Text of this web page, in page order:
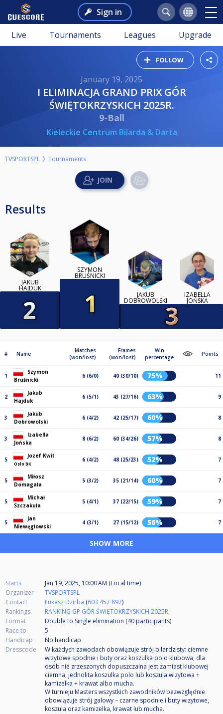
Sign in
Live Tournaments Leagues Upgrade
FOLLOW
January 19, 2025
I ELIMINACJA GRAND PRIX GÓR
ŚWIĘTOKRZYSKICH 2025R.
9-Ball
Kieleckie Centrum Bilarda & Darta
TVSPORTSPL Tournaments
Results
JAKUB
HAJDUK
SZYMON
BRUŚNICKI
JAKUB
DOBROWOLSKI
IZABELLA
JOŃSKA
# Name
Matches
(won/lost)
Frames
(won/lost)
Win
percentage
Points
1
Szymon
Bruśnicki
6 (6/0) 40 (30/10) 75% 11
2
Jakub
Hajduk
6 (5/1) 43 (27/16) 63% 9
3
Jakub
Dobrowolski
6 (4/2) 42 (25/17) 60% 8
3
Izabella
Jońska
8 (6/2) 60 (34/26) 57% 8
5
Jozef Kwit
Oslo BK
6 (4/2) 48 (25/23) 52% 7
5
Miłosz
Domagała
5 (3/2) 35 (21/14) 60% 7
5
Michał
Szczakuła
5 (4/1) 37 (22/15) 59% 7
5
Jan
Niewęgłowski
4 (3/1) 27 (15/12) 56% 7
SHOW MORE
Starts
Jan 19, 2025, 10:00 AM (Local time)
Organizer
TVSPORTSPL
Contact
Łukasz Dzirba (603 457 897)
Rankings
RANKING GP GÓR ŚWIĘTOKRZYSKICH 2025R.
Format
Double to Single elimination (40 participants)
Race to
5
Handicap
No handicap
Dresscode
W każdych zawodach obowiązuje strój bilardzisty: ciemne
wizytowe spodnie i buty oraz koszulka polo klubowa, dla
osób nie zrzeszonych dopuszczalna jest zamiast klubowej
ciemna, jednolita koszulka polo lub koszula wizytowa +
kamizelka + krawat albo mucha.
W turnieju Masters wszystkich zawodników bezwzględnie
obowiązuje strój galowy – czarne spodnie i buty wizytowe,
koszula oraz kamizelka, krawat lub mucha.